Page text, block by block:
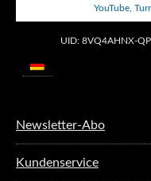
YouTube
UID: 8VQ4AHNX-
Newsletter-Abo
Kundenservice